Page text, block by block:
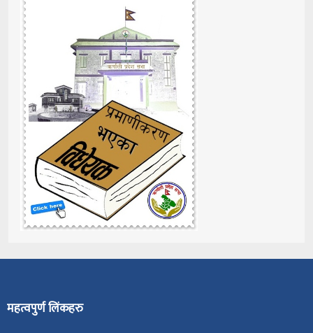
महत्वपुर्ण लिंकहरु